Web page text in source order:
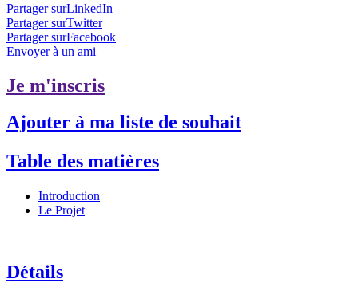
Partager surLinkedIn
Partager surTwitter
Partager surFacebook
Envoyer à un ami
Je m'inscris
Ajouter à ma liste de souhait
Table des matières
Introduction
Le Projet
Détails